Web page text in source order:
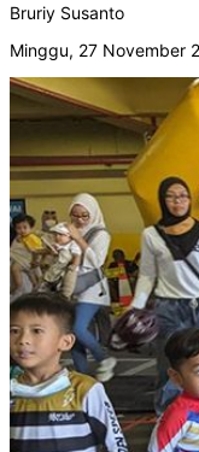
Bruriy Susanto
Minggu, 27 November